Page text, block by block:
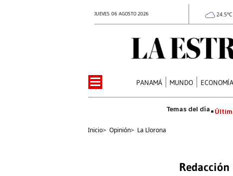
JUEVES 06 AGOSTO 2026
PANAMÁ MUNDO ECONOMÍA
Inicio> Opinión> La Llorona